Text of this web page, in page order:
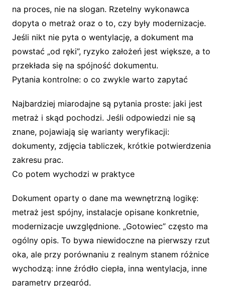
na proces, nie na slogan. Rzetelny wykonawca
dopyta o metraż oraz o to, czy były modernizacje.
Jeśli nikt nie pyta o wentylację, a dokument ma
powstać „od ręki”, ryzyko założeń jest większe, a to
przekłada się na spójność dokumentu.
Pytania kontrolne: o co zwykle warto zapytać
Najbardziej miarodajne są pytania proste: jaki jest
metraż i skąd pochodzi. Jeśli odpowiedzi nie są
znane, pojawiają się warianty weryfikacji:
dokumenty, zdjęcia tabliczek, krótkie potwierdzenia
zakresu prac.
Co potem wychodzi w praktyce
Dokument oparty o dane ma wewnętrzną logikę:
metraż jest spójny, instalacje opisane konkretnie,
modernizacje uwzględnione. „Gotowiec” często ma
ogólny opis. To bywa niewidoczne na pierwszy rzut
oka, ale przy porównaniu z realnym stanem różnice
wychodzą: inne źródło ciepła, inna wentylacja, inne
parametry przegród.